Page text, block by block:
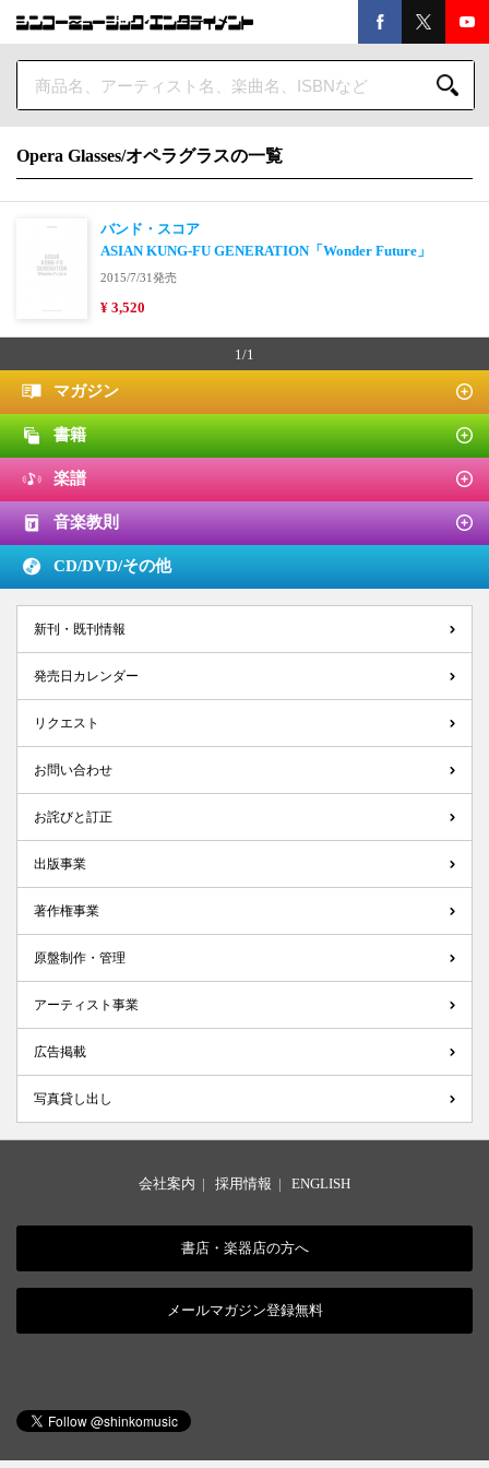
Opera Glasses/オペラグラスの一覧
バンド・スコア
ASIAN KUNG-FU GENERATION「Wonder Future」
2015/7/31発売
¥ 3,520
1/1
マガジン
書籍
楽譜
音楽教則
CD/DVD/その他
新刊・既刊情報
発売日カレンダー
リクエスト
お問い合わせ
お詫びと訂正
出版事業
著作権事業
原盤制作・管理
アーティスト事業
広告掲載
写真貸し出し
会社案内 | 採用情報 | ENGLISH
書店・楽器店の方へ
メールマガジン登録無料